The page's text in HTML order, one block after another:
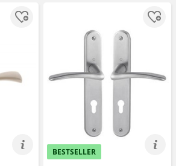
BESTSELLER